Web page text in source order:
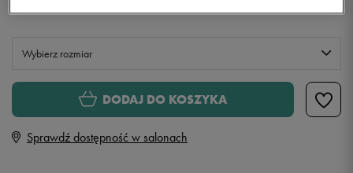
Wybierz rozmiar
M
DODAJ DO KOSZYKA
Sprawdź dostępność w salonach